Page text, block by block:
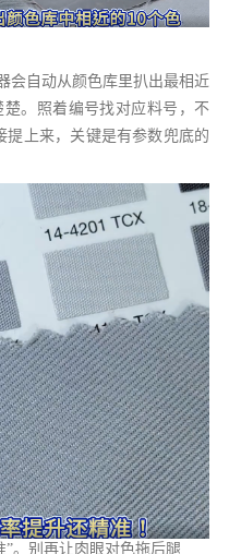
会自动从颜色库里扒出最相近
。照着编号找对应料号，不
提上来，关键是有参数兜底的
”。别再让肉眼对色拖后腿